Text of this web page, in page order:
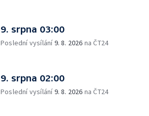
9. srpna 03:00
Poslední vysílání9. 8. 2026 na ČT24
9. srpna 02:00
Poslední vysílání9. 8. 2026 na ČT24